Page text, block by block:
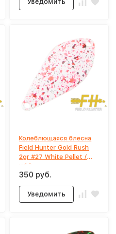
Уведомить
Колеблющаяся блесна
Field Hunter Gold Rush
2gr #27 White Pellet /
White
350 руб.
Уведомить